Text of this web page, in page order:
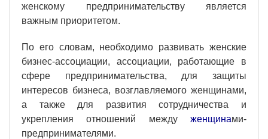
женскому предпринимательству является
важным приоритетом.
По его словам, необходимо развивать женские
бизнес-ассоциации, ассоциации, работающие в
сфере предпринимательства, для защиты
интересов бизнеса, возглавляемого женщинами,
а также для развития сотрудничества и
укрепления отношений между женщинами-
предпринимателями.